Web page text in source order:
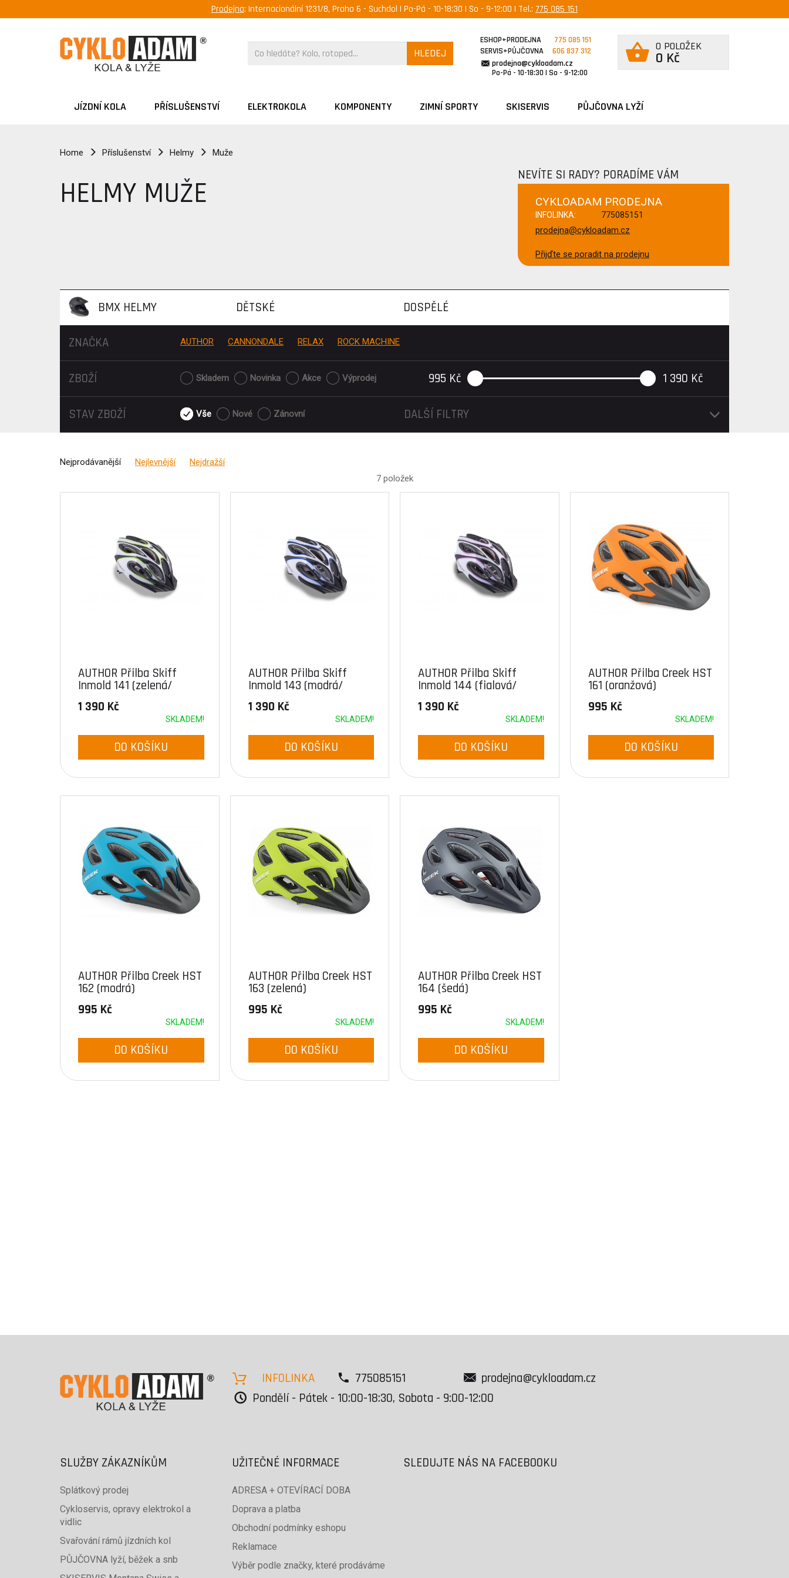
Prodejna: Internacionální 1231/8, Praha 6 - Suchdol | Po-Pá - 10-18:30 | So - 9-12:00 | Tel.: 775 085 151
HLEDEJ
ESHOP+PRODEJNA
775 085 151
SERVIS+PŮJČOVNA
606 837 312
prodejna@cykloadam.cz
Po-Pá - 10-18:30 | So - 9-12:00
0 POLOŽEK
0 Kč
JÍZDNÍ KOLA PŘÍSLUŠENSTVÍ ELEKTROKOLA KOMPONENTY ZIMNÍ SPORTY SKISERVIS PŮJČOVNA LYŽÍ
Home Příslušenství Helmy Muže
HELMY MUŽE
NEVÍTE SI RADY? PORADÍME VÁM
CYKLOADAM PRODEJNA
INFOLINKA: 775085151
prodejna@cykloadam.cz
Přijďte se poradit na prodejnu
BMX HELMY DĚTSKÉ DOSPĚLÉ
ZNAČKA AUTHOR CANNONDALE RELAX ROCK MACHINE
ZBOŽÍ Skladem Novinka Akce Výprodej 995 Kč 1 390 Kč
STAV ZBOŽÍ Vše Nové Zánovní DALŠÍ FILTRY
Nejprodávanější Nejlevnější
Nejdražší
7 položek
AUTHOR Přilba Skiff
Inmold 141 (zelená/
černá/bílá)
1 390 Kč
SKLADEM!
DO KOŠÍKU
AUTHOR Přilba Skiff
Inmold 143 (modrá/
černá/bílá)
1 390 Kč
SKLADEM!
DO KOŠÍKU
AUTHOR Přilba Skiff
Inmold 144 (fialová/
černá/bílá)
1 390 Kč
SKLADEM!
DO KOŠÍKU
AUTHOR Přilba Creek HST
161 (oranžová)
995 Kč
SKLADEM!
DO KOŠÍKU
AUTHOR Přilba Creek HST
162 (modrá)
995 Kč
SKLADEM!
DO KOŠÍKU
AUTHOR Přilba Creek HST
163 (zelená)
995 Kč
SKLADEM!
DO KOŠÍKU
AUTHOR Přilba Creek HST
164 (šedá)
995 Kč
SKLADEM!
DO KOŠÍKU
INFOLINKA 775085151
prodejna@cykloadam.cz
Pondělí - Pátek - 10:00-18:30, Sobota - 9:00-12:00
SLUŽBY ZÁKAZNÍKŮM
Splátkový prodej
Cykloservis, opravy elektrokol a
vidlic
Svařování rámů jízdních kol
PŮJČOVNA lyží, běžek a snb
UŽITEČNÉ INFORMACE
ADRESA + OTEVÍRACÍ DOBA
Doprava a platba
Obchodní podmínky eshopu
Reklamace
Výběr podle značky, které prodáváme
SLEDUJTE NÁS NA FACEBOOKU